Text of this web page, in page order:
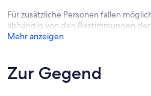
Für zusätzliche Personen fallen
abhängig von den Bestimmungen
Mehr anzeigen
Zur Gegend